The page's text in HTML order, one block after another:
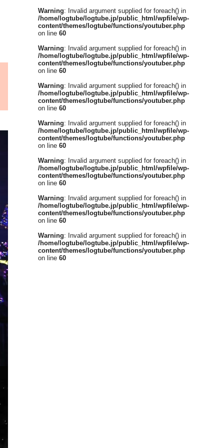
Warning: Invalid argument supplied for foreach() in
/home/logtube/logtube.jp/public_html/wpfile/wp-
content/themes/logtube/functions/youtuber.php
on line 60
Warning: Invalid argument supplied for foreach() in
/home/logtube/logtube.jp/public_html/wpfile/wp-
content/themes/logtube/functions/youtuber.php
on line 60
Warning: Invalid argument supplied for foreach() in
/home/logtube/logtube.jp/public_html/wpfile/wp-
content/themes/logtube/functions/youtuber.php
on line 60
Warning: Invalid argument supplied for foreach() in
/home/logtube/logtube.jp/public_html/wpfile/wp-
content/themes/logtube/functions/youtuber.php
on line 60
Warning: Invalid argument supplied for foreach() in
/home/logtube/logtube.jp/public_html/wpfile/wp-
content/themes/logtube/functions/youtuber.php
on line 60
Warning: Invalid argument supplied for foreach() in
/home/logtube/logtube.jp/public_html/wpfile/wp-
content/themes/logtube/functions/youtuber.php
on line 60
Warning: Invalid argument supplied for foreach() in
/home/logtube/logtube.jp/public_html/wpfile/wp-
content/themes/logtube/functions/youtuber.php
on line 60